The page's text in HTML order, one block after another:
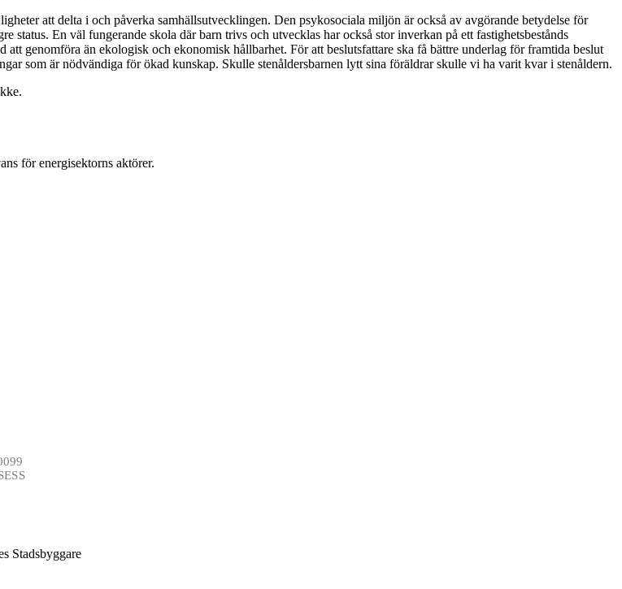
att delta i och påverka samhällsutvecklingen. Den psykosociala miljön är också av avgörande betydelse för
status. En väl fungerande skola där barn trivs och utvecklas har också stor inverkan på ett fastighetsbestånds
genomföra än ekologisk och ekonomisk hållbarhet. För att beslutsfattare ska få bättre underlag för framtida beslut
som är nödvändiga för ökad kunskap. Skulle stenåldersbarnen lytt sina föräldrar skulle vi ha varit kvar i stenåldern.
för energisektorns aktörer.
Stadsbyggare